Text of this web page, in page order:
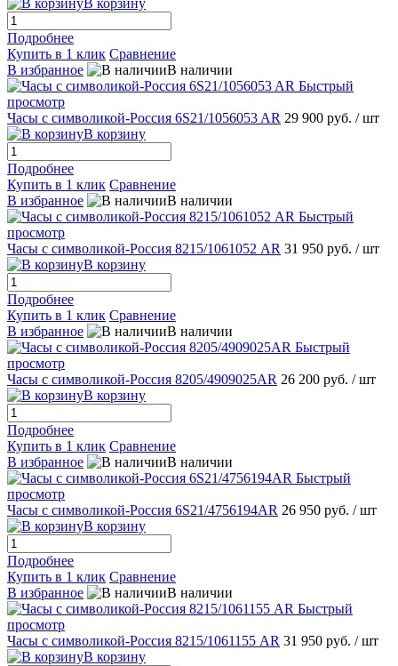
В корзину
Подробнее
Купить в 1 клик Сравнение
В избранное
В наличии
Быстрый
просмотр
Часы с символикой-Россия 6S21/1056053 AR 29 900 руб. / шт
В корзину
Подробнее
Купить в 1 клик Сравнение
В избранное
В наличии
Быстрый
просмотр
Часы с символикой-Россия 8215/1061052 AR 31 950 руб. / шт
В корзину
Подробнее
Купить в 1 клик Сравнение
В избранное
В наличии
Быстрый
просмотр
Часы с символикой-Россия 8205/4909025AR 26 200 руб. / шт
В корзину
Подробнее
Купить в 1 клик Сравнение
В избранное
В наличии
Быстрый
просмотр
Часы с символикой-Россия 6S21/4756194AR 26 950 руб. / шт
В корзину
Подробнее
Купить в 1 клик Сравнение
В избранное
В наличии
Быстрый
просмотр
Часы с символикой-Россия 8215/1061155 AR 31 950 руб. / шт
В корзину